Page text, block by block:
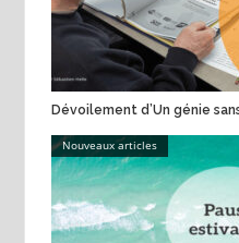
Dévoilement d’Un génie
Nouveaux articles